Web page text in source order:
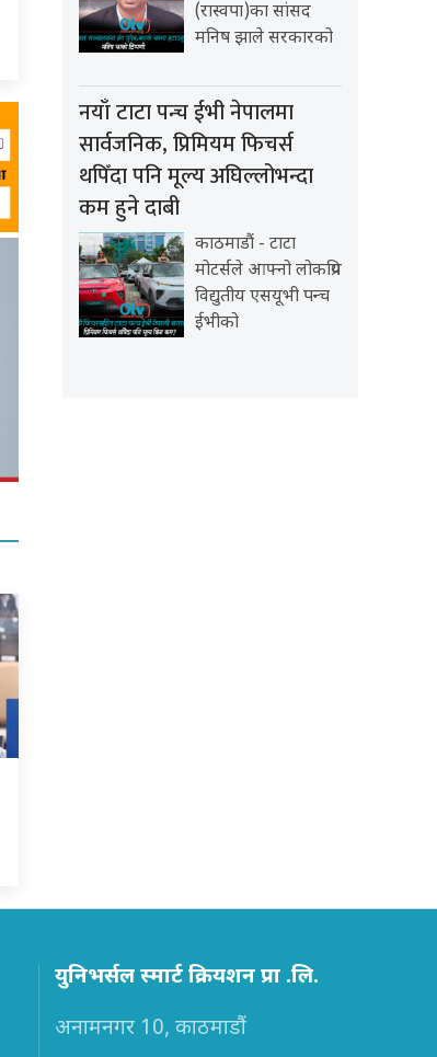
(रास्वपा)का सांसद
मनिष झाले सरकारको
नयाँ टाटा पन्च ईभी नेपालमा
सार्वजनिक, प्रिमियम फिचर्स
थपिँदा पनि मूल्य अघिल्लोभन्दा
कम हुने दाबी
काठमाडौं - टाटा
मोटर्सले आफ्नो लोकप्रिय
विद्युतीय एसयूभी पन्च
ईभीको
युनिभर्सल स्मार्ट क्रियशन प्रा .लि.
अनामनगर 10, काठमाडौं